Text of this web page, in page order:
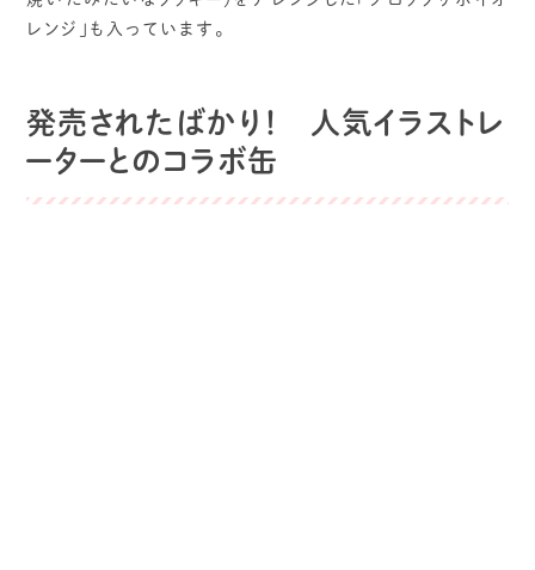
レンジ」も入っています。
発売されたばかり！ 人気イラストレ
ーターとのコラボ缶